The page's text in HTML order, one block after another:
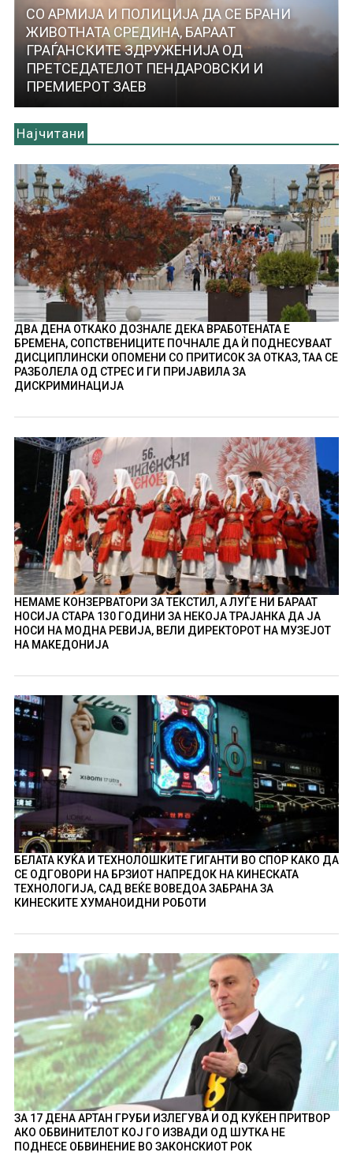
СО АРМИЈА И ПОЛИЦИЈА ДА СЕ БРАНИ
ЖИВОТНАТА СРЕДИНА, БАРААТ
ГРАЃАНСКИТЕ ЗДРУЖЕНИЈА ОД
ПРЕТСЕДАТЕЛОТ ПЕНДАРОВСКИ И
ПРЕМИЕРОТ ЗАЕВ
Најчитани
ДВА ДЕНА ОТКАКО ДОЗНАЛЕ ДЕКА ВРАБОТЕНАТА Е
БРЕМЕНА, СОПСТВЕНИЦИТЕ ПОЧНАЛЕ ДА Ѝ ПОДНЕСУВААТ
ДИСЦИПЛИНСКИ ОПОМЕНИ СО ПРИТИСОК ЗА ОТКАЗ, ТАА СЕ
РАЗБОЛЕЛА ОД СТРЕС И ГИ ПРИЈАВИЛА ЗА
ДИСКРИМИНАЦИЈА
НЕМАМЕ КОНЗЕРВАТОРИ ЗА ТЕКСТИЛ, А ЛУЃЕ НИ БАРААТ
НОСИЈА СТАРА 130 ГОДИНИ ЗА НЕКОЈА ТРАЈАНКА ДА ЈА
НОСИ НА МОДНА РЕВИЈА, ВЕЛИ ДИРЕКТОРОТ НА МУЗЕЈОТ
НА МАКЕДОНИЈА
БЕЛАТА КУЌА И ТЕХНОЛОШКИТЕ ГИГАНТИ ВО СПОР КАКО ДА
СЕ ОДГОВОРИ НА БРЗИОТ НАПРЕДОК НА КИНЕСКАТА
ТЕХНОЛОГИЈА, САД ВЕЌЕ ВОВЕДОА ЗАБРАНА ЗА
КИНЕСКИТЕ ХУМАНОИДНИ РОБОТИ
ЗА 17 ДЕНА АРТАН ГРУБИ ИЗЛЕГУВА И ОД КУЌЕН ПРИТВОР
АКО ОБВИНИТЕЛОТ КОЈ ГО ИЗВАДИ ОД ШУТКА НЕ
ПОДНЕСЕ ОБВИНЕНИЕ ВО ЗАКОНСКИОТ РОК